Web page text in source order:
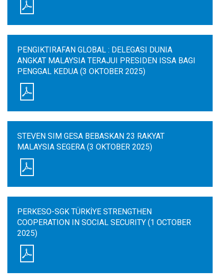
PENGIKTIRAFAN GLOBAL : DELEGASI DUNIA
ANGKAT MALAYSIA TERAJUI PRESIDEN ISSA BAGI
PENGGAL KEDUA (3 OKTOBER 2025)
STEVEN SIM GESA BEBASKAN 23 RAKYAT
MALAYSIA SEGERA (3 OKTOBER 2025)
PERKESO-SGK TÜRKİYE STRENGTHEN
COOPERATION IN SOCIAL SECURITY (1 OCTOBER
2025)